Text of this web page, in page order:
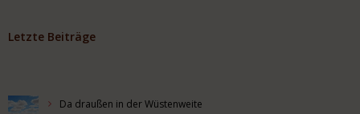
Letzte Beiträge
Da draußen in der Wüstenweite